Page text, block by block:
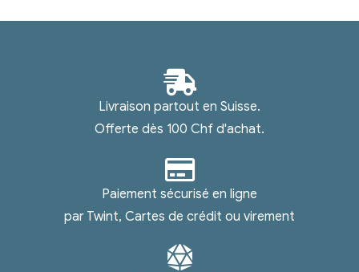
Livraison partout en Suisse.
Offerte dès 100 Chf d'achat.
Paiement sécurisé en ligne
par Twint, Cartes de crédit ou virement